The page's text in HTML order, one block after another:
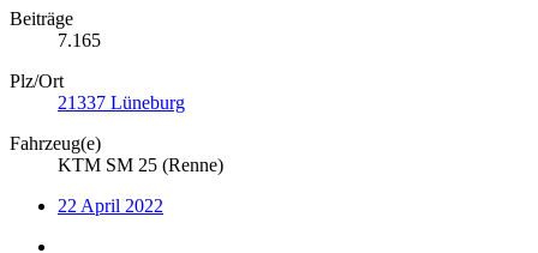
Beiträge
7.165
Plz/Ort
21337 Lüneburg
Fahrzeug(e)
KTM SM 25 (Renne)
22 April 2022